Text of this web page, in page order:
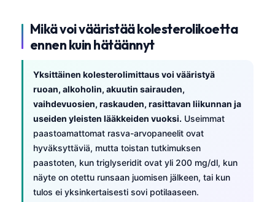
Mikä voi vääristää kolesterolikoetta
ennen kuin hätäännyt
Yksittäinen kolesterolimittaus voi vääristyä
ruoan, alkoholin, akuutin sairauden,
vaihdevuosien, raskauden, rasittavan liikunnan ja
useiden yleisten lääkkeiden vuoksi. Useimmat
paastoamattomat rasva-arvopaneelit ovat
hyväksyttäviä, mutta toistan tutkimuksen
paastoten, kun triglyseridit ovat yli 200 mg/dl, kun
näyte on otettu runsaan juomisen jälkeen, tai kun
tulos ei yksinkertaisesti sovi potilaaseen.
Íslenska
Српски језик
Svenska
Bosanski
Azərbaycan dili
Eesti
日本語
Čeština
ქართული